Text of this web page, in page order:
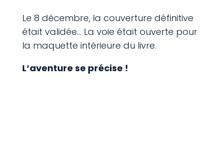
Le 8 décembre, la couverture définitive
était validée… La voie était ouverte pour
la maquette intérieure du livre.
L’aventure se précise !